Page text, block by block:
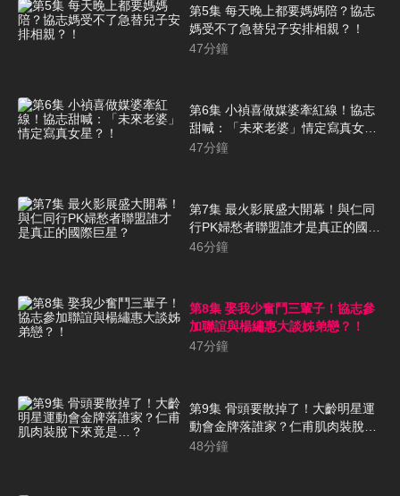
第5集 每天晚上都要媽媽陪？協志
媽受不了急替兒子安排相親？！
47分鐘
第6集 小禎喜做媒婆牽紅線！協志
甜喊：「未來老婆」情定寫真女
星？！
47分鐘
第7集 最火影展盛大開幕！與仁同
行PK婦愁者聯盟誰才是真正的國際
巨星？
46分鐘
第8集 娶我少奮鬥三輩子！協志參
加聯誼與楊繡惠大談姊弟戀？！
47分鐘
第9集 骨頭要散掉了！大齡明星運
動會金牌落誰家？仁甫肌肉裝脫下
來竟是…？
48分鐘